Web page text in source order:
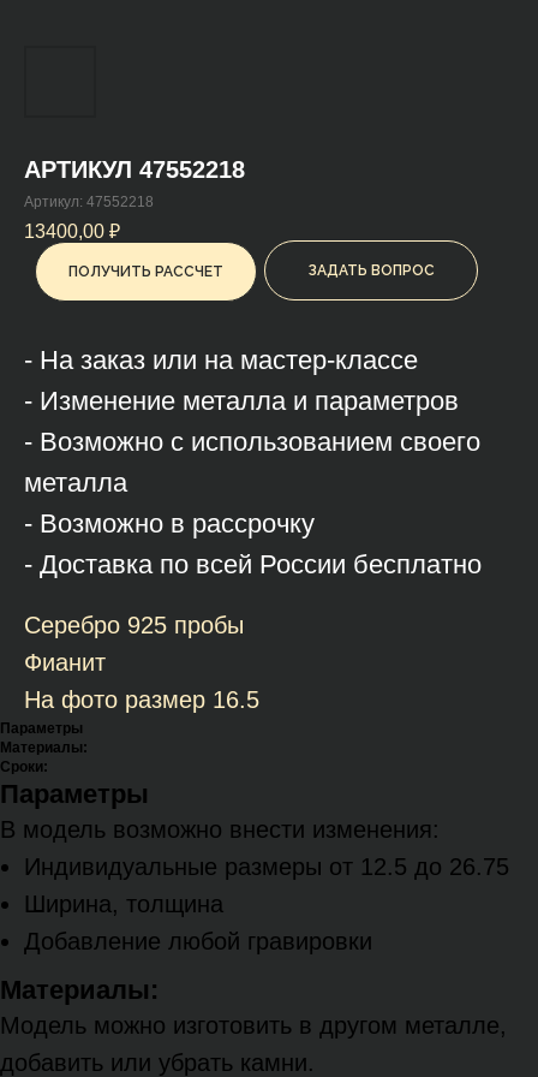
ПОЛУЧИТЬ РАССЧЕТ ЗАДАТЬ ВОПРОС
АРТИКУЛ 47552218
Артикул: 47552218
13400,00 ₽
- На заказ или на мастер-классе
- Изменение металла и параметров
- Возможно с использованием своего
металла
- Возможно в рассрочку
- Доставка по всей России бесплатно
Серебро 925 пробы
Фианит
На фото размер 16.5
Параметры
Материалы:
Сроки:
Параметры
В модель возможно внести изменения:
Индивидуальные размеры от 12.5 до 26.75
Ширина, толщина
Добавление любой гравировки
Материалы:
Модель можно изготовить в другом металле,
добавить или убрать камни.